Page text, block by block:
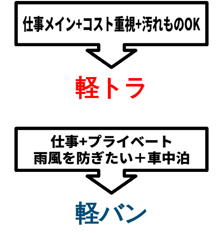
軽トラ
軽バン